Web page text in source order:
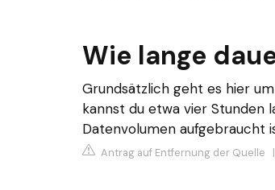
Wie lange
Grundsätzlich geht es hier
kannst du etwa vier Stunden
Datenvolumen aufgebraucht
Antrag auf Entfernung der Quelle |